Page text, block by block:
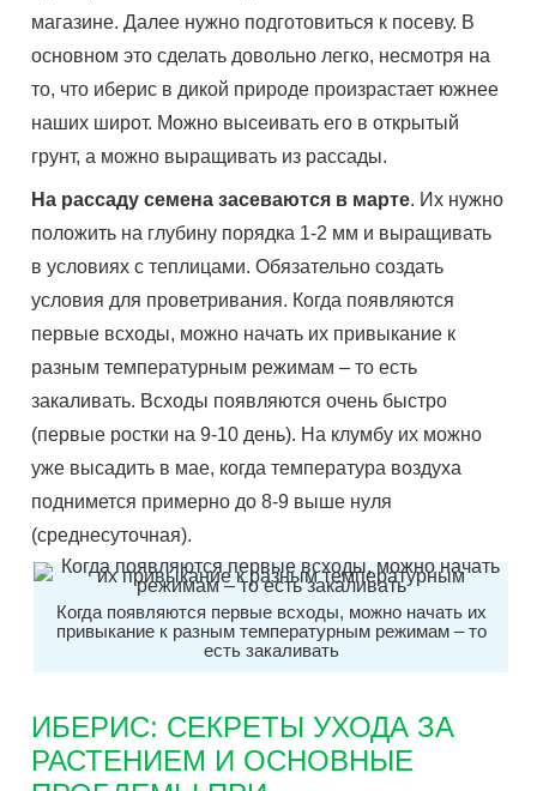
магазине. Далее нужно подготовиться к посеву. В
основном это сделать довольно легко, несмотря на
то, что иберис в дикой природе произрастает южнее
наших широт. Можно высеивать его в открытый
грунт, а можно выращивать из рассады.
На рассаду семена засеваются в марте. Их нужно
положить на глубину порядка 1-2 мм и выращивать
в условиях с теплицами. Обязательно создать
условия для проветривания. Когда появляются
первые всходы, можно начать их привыкание к
разным температурным режимам – то есть
закаливать. Всходы появляются очень быстро
(первые ростки на 9-10 день). На клумбу их можно
уже высадить в мае, когда температура воздуха
поднимется примерно до 8-9 выше нуля
(среднесуточная).
Когда появляются первые всходы, можно начать их
привыкание к разным температурным режимам – то
есть закаливать
ИБЕРИС: СЕКРЕТЫ УХОДА ЗА
РАСТЕНИЕМ И ОСНОВНЫЕ